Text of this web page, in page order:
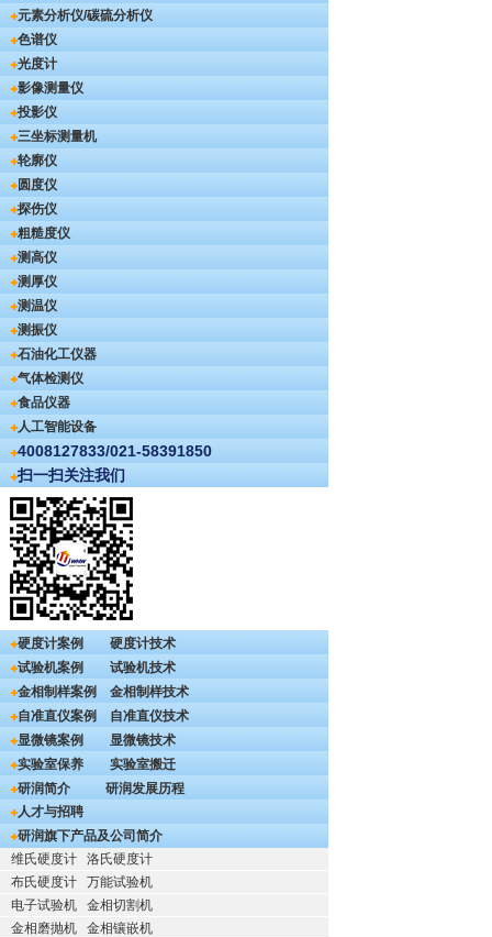
元素分析仪/碳硫分析仪
色谱仪
光度计
影像测量仪
投影仪
三坐标测量机
轮廓仪
圆度仪
探伤仪
粗糙度仪
测高仪
测厚仪
测温仪
测振仪
石油化工仪器
气体检测仪
食品仪器
人工智能设备
4008127833/021-58391850
扫一扫关注我们
硬度计案例
硬度计技术
试验机案例
试验机技术
金相制样案例
金相制样技术
自准直仪案例
自准直仪技术
显微镜案例
显微镜技术
实验室保养
实验室搬迁
研润简介
研润发展历程
人才与招聘
研润旗下产品及公司简介
维氏硬度计
洛氏硬度计
布氏硬度计
万能试验机
电子试验机
金相切割机
金相磨抛机
金相镶嵌机